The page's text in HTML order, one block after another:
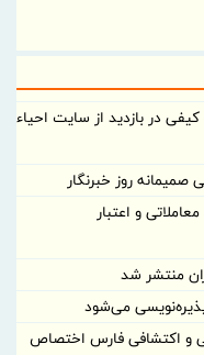
در بازدید از سایت احیاء
صمیمانه روز خبرنگار
و اعتبار
منتشر شد
می‌شود
و اکتشافی فارس اختصاص